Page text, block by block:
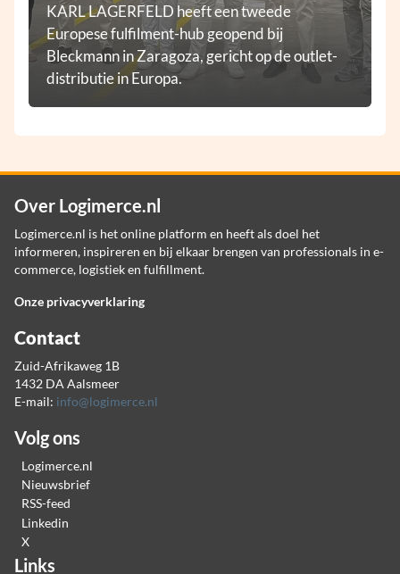
KARL LAGERFELD heeft een tweede
Europese fulfilment-hub geopend bij
Bleckmann in Zaragoza, gericht op de outlet-
distributie in Europa.
Over Logimerce.nl
Logimerce.nl is het online platform en heeft als doel het
informeren, inspireren en bij elkaar brengen van professionals in e-
commerce, logistiek en fulfillment.
Onze privacyverklaring
Contact
Zuid-Afrikaweg 1B
1432 DA Aalsmeer
E-mail: info@logimerce.nl
Volg ons
Logimerce.nl
Nieuwsbrief
RSS-feed
Linkedin
X
Links